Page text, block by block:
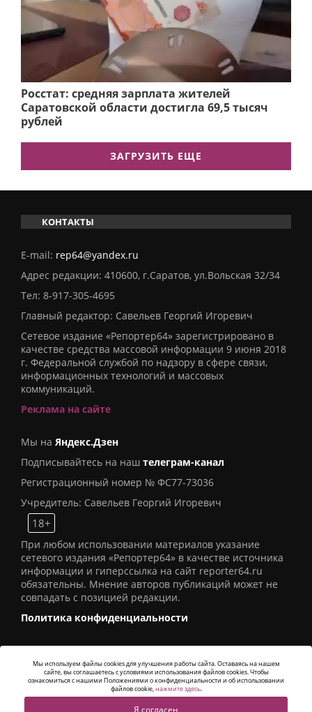
Росстат: средняя зарплата жителей
Саратовской области достигла 69,5 тысяч
рублей
ЗАГРУЗИТЬ ЕЩЕ
КОНТАКТЫ
E-mail: rep64@yandex.ru
Адрес редакции: 410600, г.Саратов, ул.Вольская 32/34
Тел: 8-917-305-4695
Главный редактор: Савельев Георгий Игоревич
Сетевое издание «Репортер64» зарегистрировано в
качестве средства массовой информации 9 июня 2018
г. Федеральной службой по надзору в сфере связи,
информационных технологий и массовых
коммуникаций.
Реклама на сайте
Мы на Яндекс.Дзен
Подписывайтесь на наш телеграм-канал
Регистрационный номер № ФС77-73036
Учредитель: Савельев Георгий Игоревич
18+
При любом использовании материалов указание
сетевого издания «Репортер64» в качестве источника
информации и гиперссылка на сайт reporter64.ru
обязательны. Мнение авторов публикаций может не
совпадать с позицией редакции.
Политика конфиденциальности
© 2016СИ «Репортер64». Все права защищены -
Alatis Studio
Мы используем файлы cookies для улучшения работы сайта. Оставаясь на нашем
сайте, вы соглашаетесь с условиями использования файлов cookies. Чтобы
ознакомиться с нашими Положениями о конфиденциальности и об использовании
файлов cookie,нажмите здесь.
Я согласен